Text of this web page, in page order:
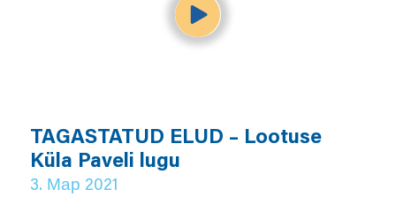
TAGASTATUD ELUD – Lootuse
Küla Paveli lugu
3. Мар 2021